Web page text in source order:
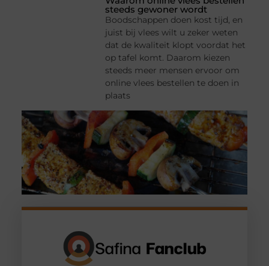
steeds gewoner wordt
Boodschappen doen kost tijd, en
juist bij vlees wilt u zeker weten
dat de kwaliteit klopt voordat het
op tafel komt. Daarom kiezen
steeds meer mensen ervoor om
online vlees bestellen te doen in
plaats